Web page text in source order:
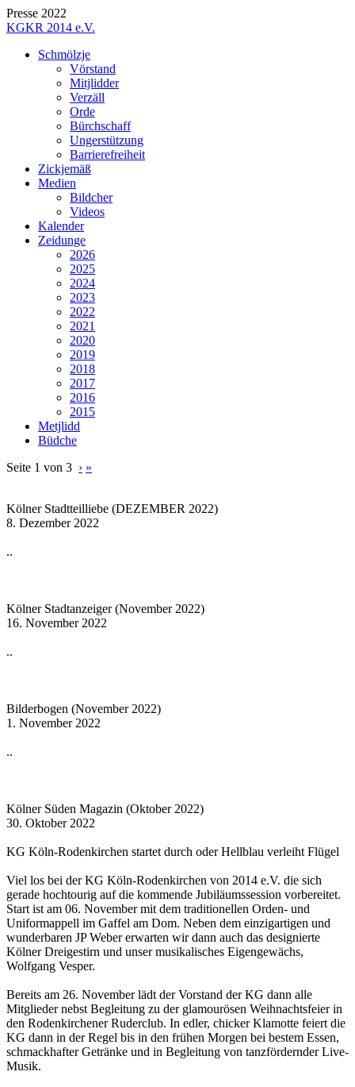
Presse 2022
KGKR 2014 e.V.
Schmölzje
Vörstand
Mitjlidder
Verzäll
Orde
Bürchschaff
Ungerstützung
Barrierefreiheit
Zickjemäß
Medien
Bildcher
Videos
Kalender
Zeidunge
2026
2025
2024
2023
2022
2021
2020
2019
2018
2017
2016
2015
Metjlidd
Büdche
Seite 1 von 3 › »
Kölner Stadtteilliebe (DEZEMBER 2022)
8. Dezember 2022
..
Kölner Stadtanzeiger (November 2022)
16. November 2022
..
Bilderbogen (November 2022)
1. November 2022
..
Kölner Süden Magazin (Oktober 2022)
30. Oktober 2022
KG Köln-Rodenkirchen startet durch oder Hellblau verleiht Flügel
Viel los bei der KG Köln-Rodenkirchen von 2014 e.V. die sich
gerade hochtourig auf die kommende Jubiläumssession vorbereitet.
Start ist am 06. November mit dem traditionellen Orden- und
Uniformappell im Gaffel am Dom. Neben dem einzigartigen und
wunderbaren JP Weber erwarten wir dann auch das designierte
Kölner Dreigestirn und unser musikalisches Eigengewächs,
Wolfgang Vesper.
Bereits am 26. November lädt der Vorstand der KG dann alle
Mitglieder nebst Begleitung zu der glamourösen Weihnachtsfeier in
den Rodenkirchener Ruderclub. In edler, chicker Klamotte feiert die
KG dann in der Regel bis in den frühen Morgen bei bestem Essen,
schmackhafter Getränke und in Begleitung von tanzfördernder Live-
Musik.